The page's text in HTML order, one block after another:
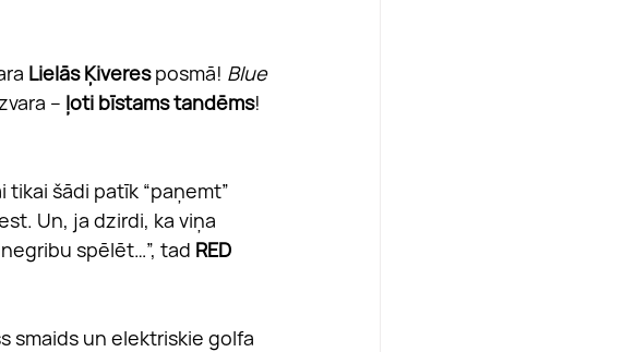
Lielās Ķiveres posmā! Blue
– ļoti bīstams tandēms!
šādi patīk “paņemt”
Un, ja dzirdi, ka viņa
spēlēt…”, tad RED
smaids un elektriskie golfa